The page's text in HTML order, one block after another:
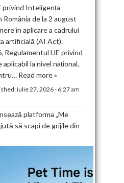
privind Inteligența
de la 2 august
în aplicare a cadrului
artificială (AI Act).
Regulamentul UE privind
la nivel național,
Read more »
iulie 27, 2026 - 6:27 am
platforma „Me
să scapi de grijile din